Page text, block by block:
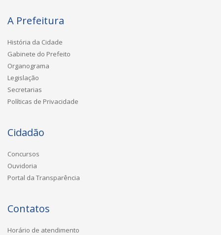
A Prefeitura
História da Cidade
Gabinete do Prefeito
Organograma
Legislação
Secretarias
Políticas de Privacidade
Cidadão
Concursos
Ouvidoria
Portal da Transparência
Contatos
Horário de atendimento